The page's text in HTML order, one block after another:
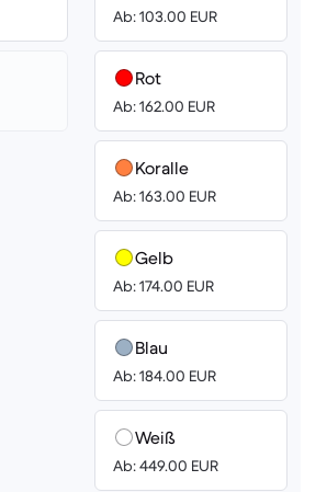
Ab: 103.00 EUR
Rot
Ab: 162.00 EUR
Koralle
Ab: 163.00 EUR
Gelb
Ab: 174.00 EUR
Blau
Ab: 184.00 EUR
Weiß
Ab: 449.00 EUR